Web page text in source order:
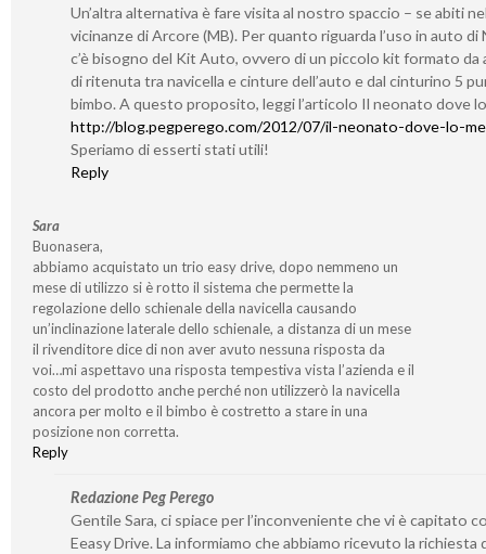
Un’altra alternativa è fare visita al nostro spaccio – se abiti
vicinanze di Arcore (MB). Per quanto riguarda l’uso in auto di
c’è bisogno del Kit Auto, ovvero di un piccolo kit formato da
di ritenuta tra navicella e cinture dell’auto e dal cinturino 5
bimbo. A questo proposito, leggi l’articolo Il neonato dove
http://blog.pegperego.com/2012/07/il-neonato-dove-lo-
Speriamo di esserti stati utili!
Reply
Sara
Buonasera,
abbiamo acquistato un trio easy drive, dopo nemmeno un
mese di utilizzo si è rotto il sistema che permette la
regolazione dello schienale della navicella causando
un’inclinazione laterale dello schienale, a distanza di un mese
il rivenditore dice di non aver avuto nessuna risposta da
voi…mi aspettavo una risposta tempestiva vista l’azienda e il
costo del prodotto anche perché non utilizzerò la navicella
ancora per molto e il bimbo è costretto a stare in una
posizione non corretta.
Reply
Redazione Peg Perego
Gentile Sara, ci spiace per l’inconveniente che vi è capitato
Eeasy Drive. La informiamo che abbiamo ricevuto la richiesta